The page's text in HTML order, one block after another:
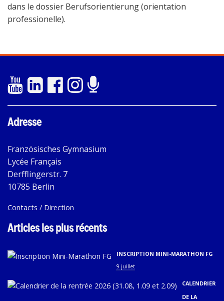
dans le dossier Berufsorientierung (orientation
professionelle).
Adresse
Französisches Gymnasium
Lycée Français
Derfflingerstr. 7
10785 Berlin
Contacts / Direction
Articles les plus récents
INSCRIPTION MINI-MARATHON FG
9 juillet
CALENDRIER
DE LA